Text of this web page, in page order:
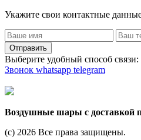
Укажите свои контактные
Отправить
Выберите удобный способ связи:
Звонок whatsapp telegram
Воздушные шары с доставкой
(c) 2026 Все права защищены.